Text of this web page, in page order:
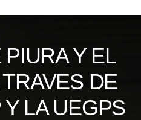
Y EL
DE
LA UEGPS